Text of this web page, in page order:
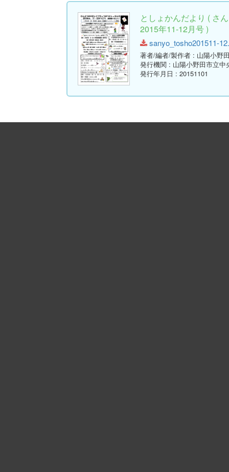
としょかんだより ( さ
2015年11-12月号 )
sanyo_tosho201511-
著者/編者/製作者 : 山陽小野
発行機関 : 山陽小野田市立中
発行年月日 : 20151101